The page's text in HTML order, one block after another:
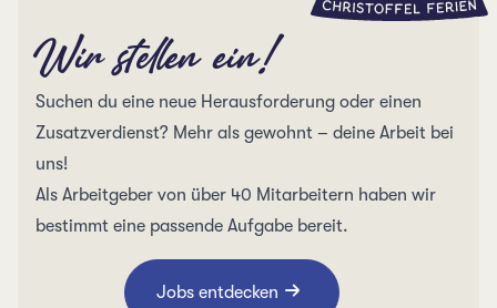
Wir stellen ein!
Suchen du eine neue Herausforderung oder einen
Zusatzverdienst? Mehr als gewohnt – deine Arbeit bei
uns!
Als Arbeitgeber von über 40 Mitarbeitern haben wir
bestimmt eine passende Aufgabe bereit.
Jobs entdecken